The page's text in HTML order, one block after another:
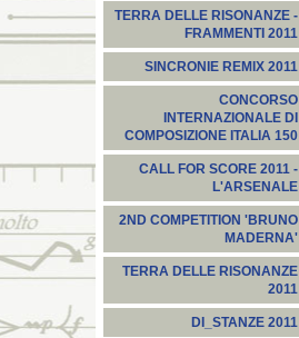
TERRA DELLE RISONANZE -
FRAMMENTI 2011
SINCRONIE REMIX 2011
CONCORSO
INTERNAZIONALE DI
COMPOSIZIONE ITALIA 150
CALL FOR SCORE 2011 -
L'ARSENALE
2ND COMPETITION 'BRUNO
MADERNA'
TERRA DELLE RISONANZE
2011
DI_STANZE 2011